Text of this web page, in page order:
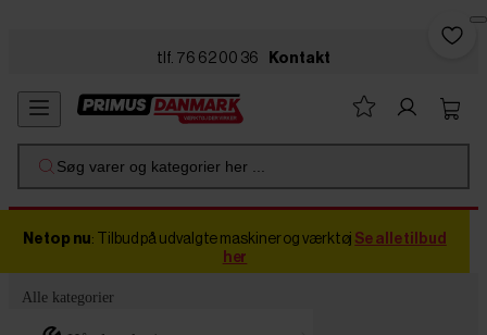
tlf. 76 62 00 36 Kontakt
Søg varer og kategorier her ...
Netop nu: Tilbud på udvalgte maskiner og værktøj Se alle tilbud
her
Alle kategorier